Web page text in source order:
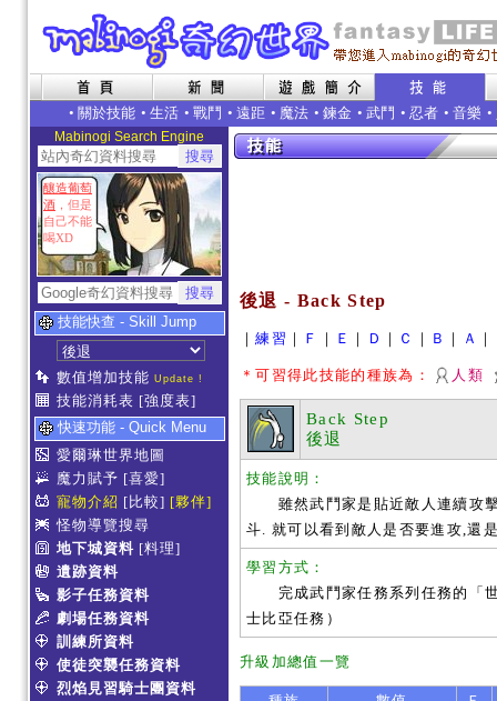
• 關於技能 • 生活 • 戰鬥 • 遠距 • 魔法 • 鍊金 • 武鬥 • 忍者 • 音樂 •
Mabinogi Search Engine
釀造葡萄
酒 ，但是
自己不能
喝XD
技能快查 - Skill Jump
數值增加技能 Update !
技能消耗表 [強度表]
快速功能 - Quick Menu
愛爾琳世界地圖
魔力賦予 [喜愛]
寵物介紹 [比較] [夥伴]
怪物導覽搜尋
地下城資料 [料理]
遺跡資料
影子任務資料
劇場任務資料
訓練所資料
使徒突襲任務資料
烈焰見習騎士團資料
後退 - Back Step
｜練習 ｜ Ｆ ｜ Ｅ ｜ Ｄ ｜ Ｃ ｜ Ｂ ｜ Ａ ｜
＊可習得此技能的種族為： 人類
Back Step
後退
技能說明：
雖然武鬥家是貼近敵人連續攻擊
斗. 就可以看到敵人是否要進攻,還
學習方式：
完成武鬥家任務系列任務的「世
士比亞任務）
升級加總值一覽